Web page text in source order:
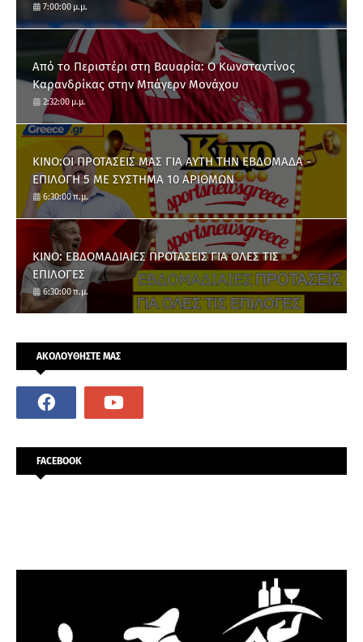
7:00:00 μ.μ.
Από το Περιστέρι στη Βαυαρία: O Κωνσταντίνος
Καρανδρίκας στην Μπάγερν Μονάχου
2:32:00 μ.μ.
ΚΙΝΟ:ΟΙ ΠΡΟΤΑΣΕΙΣ ΜΑΣ ΓΙΑ ΑΥΤΗ ΤΗΝ ΕΒΔΟΜΑΔΑ -
ΕΠΙΛΟΓΗ 5 ΜΕ ΣΥΣΤΗΜΑ 10 ΑΡΙΘΜΩΝ
6:30:00 π.μ.
ΚΙΝΟ: ΕΒΔΟΜΑΔΙΑΙΕΣ ΠΡΟΤΑΣΕΙΣ ΓΙΑ ΟΛΕΣ ΤΙΣ
ΕΠΙΛΟΓΕΣ
6:30:00 π.μ.
ΑΚΟΛΟΥΘΗΣΤΕ ΜΑΣ
FACEBOOK